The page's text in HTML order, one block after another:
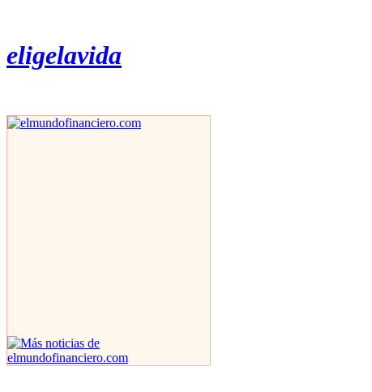
eligelavida